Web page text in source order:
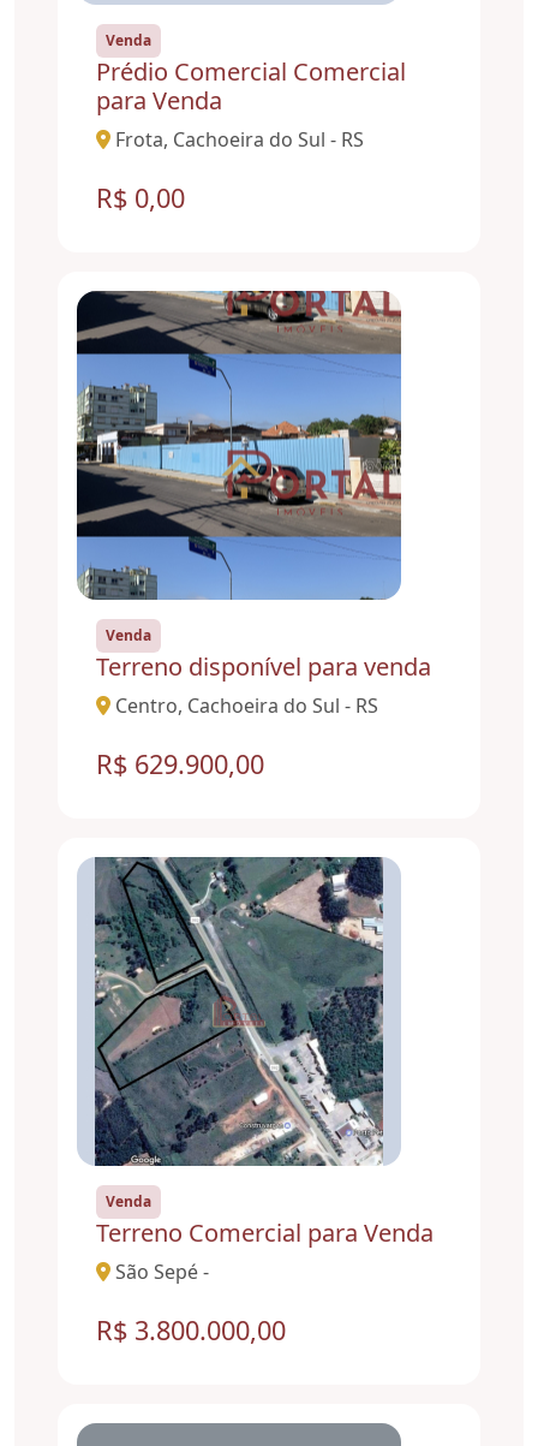
Venda
Prédio Comercial Comercial
para Venda
Frota, Cachoeira do Sul - RS
R$ 0,00
Venda
Terreno disponível para venda
Centro, Cachoeira do Sul - RS
R$ 629.900,00
Venda
Terreno Comercial para Venda
São Sepé -
R$ 3.800.000,00